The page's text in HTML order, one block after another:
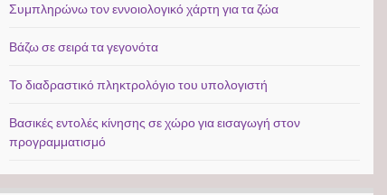
Συμπληρώνω τον εννοιολογικό χάρτη για τα ζώα
Βάζω σε σειρά τα γεγονότα
Το διαδραστικό πληκτρολόγιο του υπολογιστή
Βασικές εντολές κίνησης σε χώρο για εισαγωγή στον
προγραμματισμό